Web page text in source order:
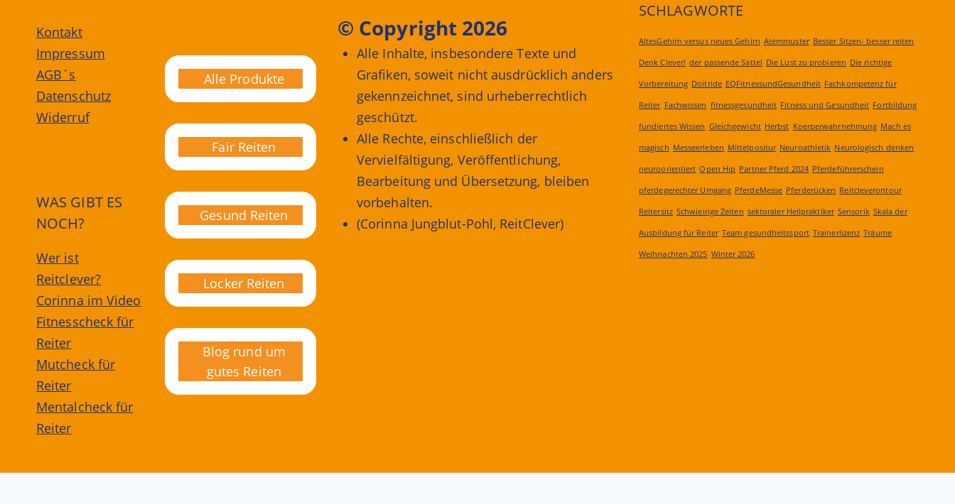
Kontakt
Impressum
AGB´s
Datenschutz
Widerruf
WAS GIBT ES
NOCH?
Wer ist
Reitclever?
Corinna im Video
Fitnesscheck für
Reiter
Mutcheck für
Reiter
Mentalcheck für
Reiter
Alle Produkte
Fair Reiten
Gesund Reiten
Locker Reiten
Blog rund um
gutes Reiten
© Copyright 2026
Alle Inhalte, insbesondere Texte und
Grafiken, soweit nicht ausdrücklich anders
gekennzeichnet, sind urheberrechtlich
geschützt.
Alle Rechte, einschließlich der
Vervielfältigung, Veröffentlichung,
Bearbeitung und Übersetzung, bleiben
vorbehalten.
(Corinna Jungblut-Pohl, ReitClever)
SCHLAGWORTE
AltesGehirn versus neues Gehirn Atemmuster Besser Sitzen- besser reiten
Denk Clever! der passende Sattel Die Lust zu probieren Die richtige
Vorbereitung Doitride EQFitnessundGesundheit Fachkompetenz für
Reiter Fachwissen fitnessgesundheit Fitness und Gesundheit Fortbildung
fundiertes Wissen Gleichgewicht Herbst Koerperwahrnehmung Mach es
magisch Messeerleben Mittelpositur Neuroathletik Neurologisch denken
neuroorientiert Open Hip Partner Pferd 2024 Pferdeführerschein
pferdegerechter Umgang PferdeMesse Pferderücken Reitcleverontour
Reitersitz Schwieirige Zeiten sektoraler Heilpraktiker Sensorik Skala der
Ausbildung für Reiter Team gesundheitssport Trainerlizenz Träume
Weihnachten 2025 Winter 2026